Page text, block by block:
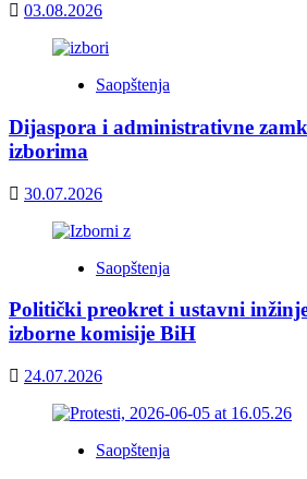
03.08.2026
Saopštenja
Dijaspora i administrativne
izborima
30.07.2026
Saopštenja
Politički preokret i ustavni
izborne komisije BiH
24.07.2026
Saopštenja